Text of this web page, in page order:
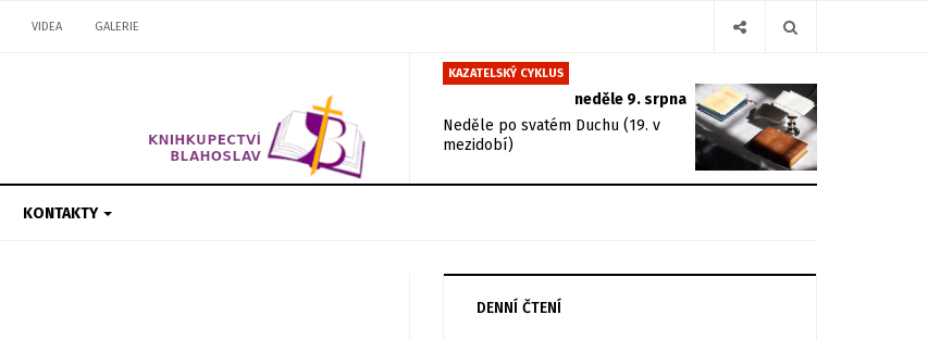
VIDEA GALERIE
KAZATELSKÝ CYKLUS
neděle 9. srpna
Neděle po svatém Duchu (19. v
mezidobí)
KONTAKTY
DENNÍ ČTENÍ